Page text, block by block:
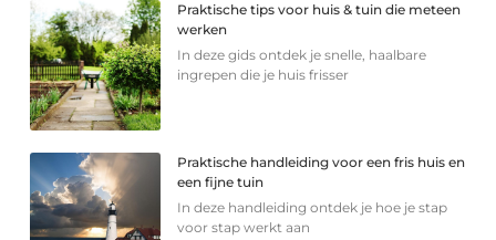
Praktische tips voor huis & tuin die meteen
werken
In deze gids ontdek je snelle, haalbare
ingrepen die je huis frisser
Praktische handleiding voor een fris huis en
een fijne tuin
In deze handleiding ontdek je hoe je stap
voor stap werkt aan